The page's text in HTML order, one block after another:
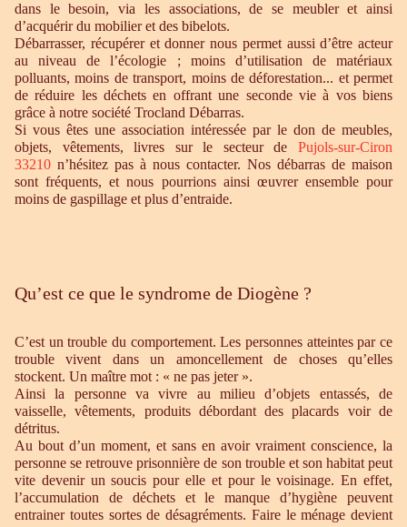
dans le besoin, via les associations, de se meubler et ainsi
d’acquérir du mobilier et des bibelots.
Débarrasser, récupérer et donner nous permet aussi d’être acteur
au niveau de l’écologie ; moins d’utilisation de matériaux
polluants, moins de transport, moins de déforestation... et permet
de réduire les déchets en offrant une seconde vie à vos biens
grâce à notre société Trocland Débarras.
Si vous êtes une association intéressée par le don de meubles,
objets, vêtements, livres sur le secteur de Pujols-sur-Ciron
33210 n’hésitez pas à nous contacter. Nos débarras de maison
sont fréquents, et nous pourrions ainsi œuvrer ensemble pour
moins de gaspillage et plus d’entraide.
Qu’est ce que le syndrome de Diogène ?
C’est un trouble du comportement. Les personnes atteintes par ce
trouble vivent dans un amoncellement de choses qu’elles
stockent. Un maître mot : « ne pas jeter ».
Ainsi la personne va vivre au milieu d’objets entassés, de
vaisselle, vêtements, produits débordant des placards voir de
détritus.
Au bout d’un moment, et sans en avoir vraiment conscience, la
personne se retrouve prisonnière de son trouble et son habitat peut
vite devenir un soucis pour elle et pour le voisinage. En effet,
l’accumulation de déchets et le manque d’hygiène peuvent
entrainer toutes sortes de désagréments. Faire le ménage devient